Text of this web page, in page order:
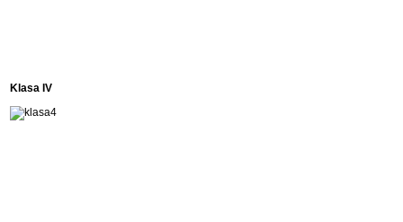
Klasa IV